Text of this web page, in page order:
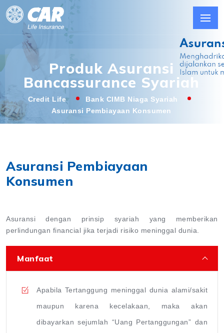
Produk Asuransi
Bancassurance Syariah
Credit Life
Bank CIMB Niaga Syariah
Asuransi Pembiayaan Konsumen
Asuransi Pembiayaan
Konsumen
Asuransi dengan prinsip syariah yang memberikan
perlindungan financial jika terjadi risiko meninggal dunia.
Manfaat
Apabila Tertanggung meninggal dunia alami/sakit
maupun karena kecelakaan, maka akan
dibayarkan sejumlah “Uang Pertanggungan” dan